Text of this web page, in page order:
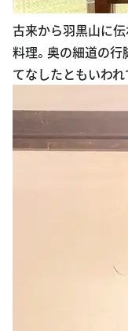
古来から羽黒山に
料理。奥の細道の行
てなしたともいわれ